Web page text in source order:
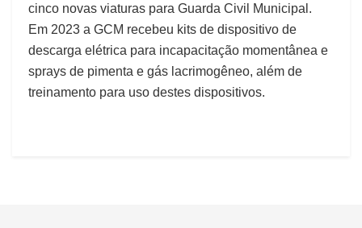
cinco novas viaturas para Guarda Civil Municipal.
Em 2023 a GCM recebeu kits de dispositivo de
descarga elétrica para incapacitação momentânea e
sprays de pimenta e gás lacrimogêneo, além de
treinamento para uso destes dispositivos.